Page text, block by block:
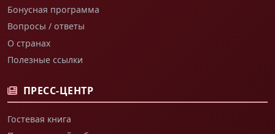
Бонусная программа
Вопросы / ответы
О странах
Полезные ссылки
ПРЕСС-ЦЕНТР
Гостевая книга